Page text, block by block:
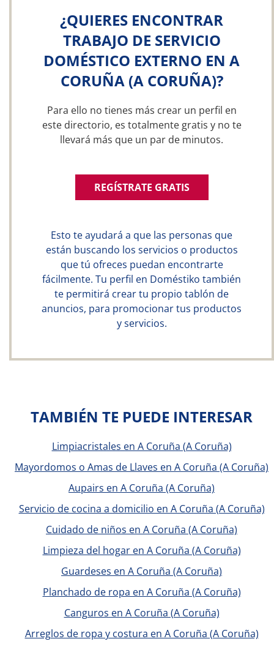
¿QUIERES ENCONTRAR
TRABAJO DE SERVICIO
DOMÉSTICO EXTERNO EN A
CORUÑA (A CORUÑA)?
Para ello no tienes más crear un perfil en
este directorio, es totalmente gratis y no te
llevará más que un par de minutos.
REGÍSTRATE GRATIS
Esto te ayudará a que las personas que
están buscando los servicios o productos
que tú ofreces puedan encontrarte
fácilmente. Tu perfil en Doméstiko también
te permitirá crear tu propio tablón de
anuncios, para promocionar tus productos
y servicios.
TAMBIÉN TE PUEDE INTERESAR
Limpiacristales en A Coruña (A Coruña)
Mayordomos o Amas de Llaves en A Coruña (A Coruña)
Aupairs en A Coruña (A Coruña)
Servicio de cocina a domicilio en A Coruña (A Coruña)
Cuidado de niños en A Coruña (A Coruña)
Limpieza del hogar en A Coruña (A Coruña)
Guardeses en A Coruña (A Coruña)
Planchado de ropa en A Coruña (A Coruña)
Canguros en A Coruña (A Coruña)
Arreglos de ropa y costura en A Coruña (A Coruña)